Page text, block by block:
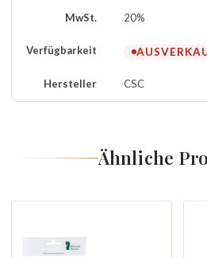
MwSt. 20%
Verfügbarkeit
Hersteller CSC
Ähnliche